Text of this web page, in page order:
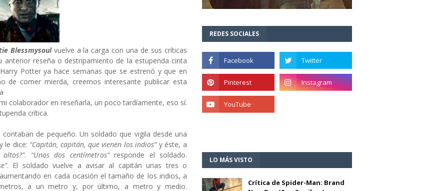
Blessmysoul vuelve a la carga con una de sus críticas
reseña o destripamiento de la estupenda cinta
Potter ya hace semanas que se estrenó y que en
de comer mierda, creemos interesante publicar esta
colaborador en reseñarla, un poco tardíamente, eso sí.
crítica.
de pequeño. Un soldado que vigila desde una
le dice: “Capitán, capitán, que vienen los indios”y éste, a
. “Unos dos centímetros”responde el soldado.
. El soldado vuelve a avisar al capitán unas tres o
en cada ocasión el tamaño de los indios, a
a un metro y, por último, a metro y medio.
REDES SOCIALES
LO MÁS VISTO
Crítica de Spider-Man: Brand